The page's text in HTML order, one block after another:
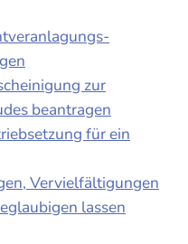
zur
beantragen
für ein
Vervielfältigungen
lassen